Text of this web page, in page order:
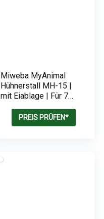
Miweba MyAnimal
Hühnerstall MH-15 |
mit Eiablage | Für 7
mit Freilaufgehege |
Sitzstangen |
PREIS PRÜFEN*